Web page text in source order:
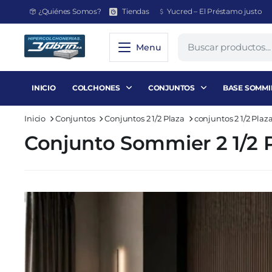
¿Quiénes Somos? Tiendas Yucred – El Préstamo justo
Menu
INICIO COLCHONES CONJUNTOS BASE
Inicio Conjuntos Conjuntos 2 1/2 Plaza conjuntos 2 1/2
Conjunto Sommier 2 1/2